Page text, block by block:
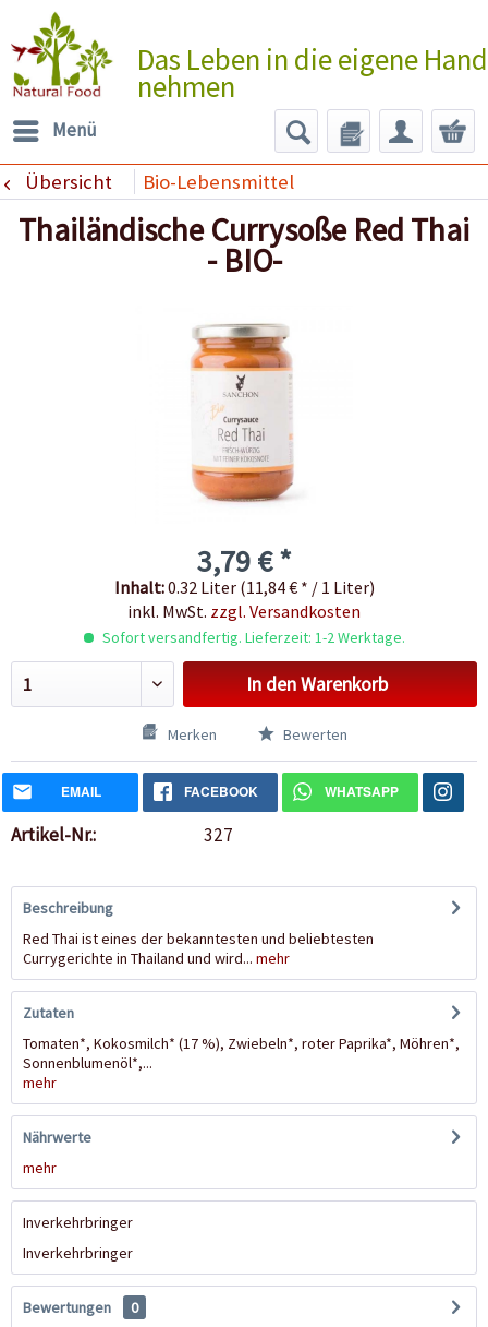
Das Leben in die eigene Hand
nehmen
Menü
Übersicht Bio-Lebensmittel
Thailändische Currysoße Red Thai
- BIO-
3,79 € *
Inhalt:0.32 Liter (11,84 € * / 1 Liter)
inkl. MwSt. zzgl. Versandkosten
Sofort versandfertig. Lieferzeit: 1-2 Werktage.
In denWarenkorb
Merken Bewerten
EMAIL FACEBOOK WHATSAPP
Artikel-Nr.: 327
Beschreibung
Red Thai ist eines der bekanntesten und beliebtesten
Currygerichte in Thailand und wird... mehr
Zutaten
Tomaten*, Kokosmilch* (17 %), Zwiebeln*, roter Paprika*, Möhren*,
Sonnenblumenöl*,...
mehr
Nährwerte
mehr
Inverkehrbringer
Inverkehrbringer
Bewertungen
0